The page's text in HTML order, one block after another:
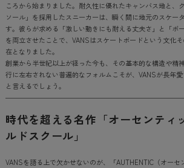
ころから始まりました。耐久性に優れたキャンバス地と、
ソール」を採用したスニーカーは、瞬く間に地元のスケー
す。彼らが求める「激しい動きにも耐える丈夫さ」と「ボ
を両立させたことで、VANSはスケートボードという文化
在となりました。
創業から半世紀以上が経った今も、その基本的な構造や精
行に左右されない普遍的なフォルムこそが、VANSが長年
と言えるでしょう。
時代を超える名作「オーセンティ
ルドスクール」
VANSを語る上で欠かせないのが、「AUTHENTIC（オーセ